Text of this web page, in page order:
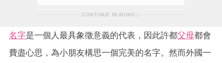
CONTINUE READING
名字是一個人最具象徵意義的代表，因此許都父母都會
費盡心思，為小朋友構思一個完美的名字。然而外國一